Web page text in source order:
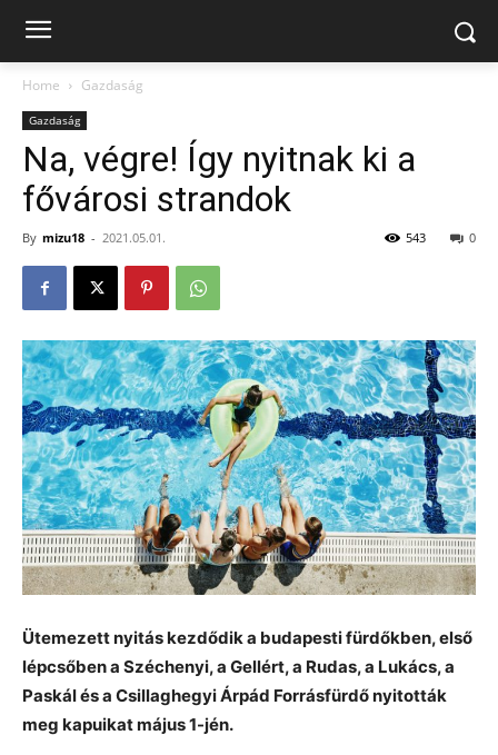
Home Gazdaság
Gazdaság
Na, végre! Így nyitnak ki a
fővárosi strandok
By mizu18 - 2021.05.01. 0
543
Ütemezett nyitás kezdődik a budapesti fürdőkben, első
lépcsőben a Széchenyi, a Gellért, a Rudas, a Lukács, a
Paskál és a Csillaghegyi Árpád Forrásfürdő nyitották
meg kapuikat május 1-jén.